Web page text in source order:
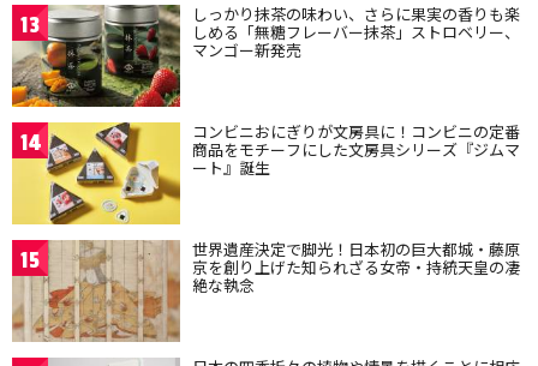
13 しっかり抹茶の味わい、さらに果実の香りも楽
しめる「無糖フレーバー抹茶」ストロベリー、
マンゴー新発売
14 コンビニおにぎりが文房具に！コンビニの定番
商品をモチーフにした文房具シリーズ『ジムマ
ート』誕生
15 世界遺産決定で脚光！日本初の巨大都城・藤原
京を創り上げた知られざる女帝・持統天皇の凄
絶な執念